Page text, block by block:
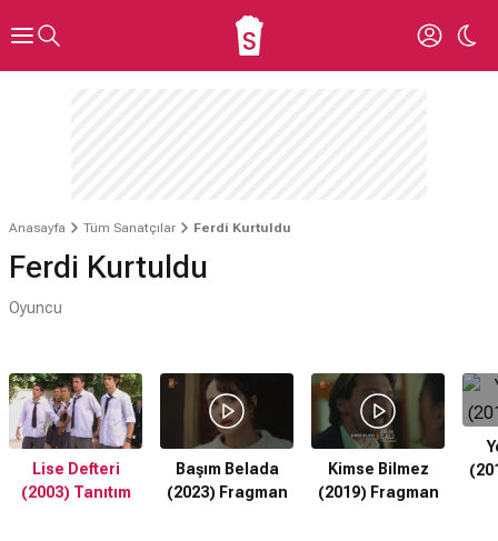
Anasayfa Tüm Sanatçılar Ferdi Kurtuldu
Ferdi Kurtuldu
Oyuncu
Lise Defteri
(2003) Tanıtım
Başım Belada
(2023) Fragman
Kimse Bilmez
(2019) Fragman